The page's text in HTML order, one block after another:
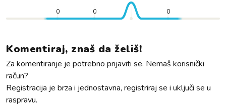
0 0 0
Komentiraj, znaš da želiš!
Za komentiranje je potrebno prijaviti se. Nemaš korisnički
račun?
Registracija je brza i jednostavna, registriraj se i uključi se u
raspravu.